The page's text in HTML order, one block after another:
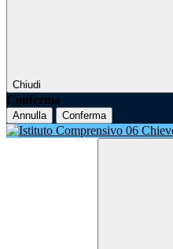
Chiudi
Conferma
Annulla Conferma